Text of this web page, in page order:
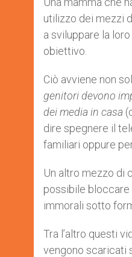
utilizzo dei mezzi
a sviluppare la
obiettivo.
Ciò avviene non
genitori devono
dei media in casa
dire spegnere il
familiari oppure
Un altro mezzo di
possibile bloccare
immorali sotto
Tra l’altro questi
vengono scaricati